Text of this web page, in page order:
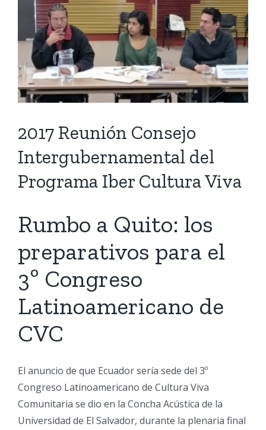
imagen
más
grande
2017 Reunión Consejo
Intergubernamental del
Programa Iber Cultura Viva
Rumbo a Quito: los
preparativos para el
3º Congreso
Latinoamericano de
CVC
El anuncio de que Ecuador sería sede del 3º
Congreso Latinoamericano de Cultura Viva
Comunitaria se dio en la Concha Acústica de la
Universidad de El Salvador, durante la plenaria final